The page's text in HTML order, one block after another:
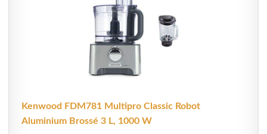
Kenwood FDM781 Multipro Classic Robot
Aluminium Brossé 3 L, 1000 W